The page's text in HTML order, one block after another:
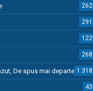
262
291
122
268
De spus mai departe…1.318
43